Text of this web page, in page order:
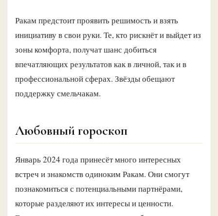
Ракам предстоит проявить решимость и взять
инициативу в свои руки. Те, кто рискнёт и выйдет из
зоны комфорта, получат шанс добиться
впечатляющих результатов как в личной, так и в
профессиональной сферах. Звёзды обещают
поддержку смельчакам.
Любовный гороскоп
Январь 2024 года принесёт много интересных
встреч и знакомств одиноким Ракам. Они смогут
познакомиться с потенциальными партнёрами,
которые разделяют их интересы и ценности.